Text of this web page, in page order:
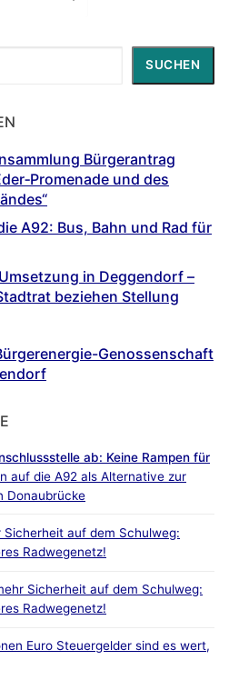
SUCHEN
Bürgerantrag
und des
A92: Bus, Bahn und Rad für
in Deggendorf –
beziehen Stellung
Genossenschaft
ab: Keine Rampen für
auf die A92 als Alternative zur
Donaubrücke
Sicherheit auf dem Schulweg:
Radwegenetz!
Sicherheit auf dem Schulweg:
Radwegenetz!
Euro Steuergelder sind es wert,